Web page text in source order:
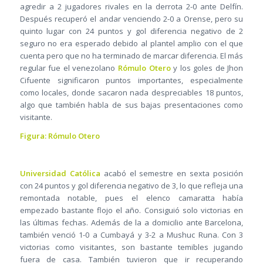
agredir a 2 jugadores rivales en la derrota 2-0 ante Delfín.
Después recuperó el andar venciendo 2-0 a Orense, pero su
quinto lugar con 24 puntos y gol diferencia negativo de 2
seguro no era esperado debido al plantel amplio con el que
cuenta pero que no ha terminado de marcar diferencia. El más
regular fue el venezolano Rómulo Oteroy los goles de Jhon
Cifuente significaron puntos importantes, especialmente
como locales, donde sacaron nada despreciables 18 puntos,
algo que también habla de sus bajas presentaciones como
visitante.
Figura: Rómulo Otero
Universidad Católica acabó el semestre en sexta posición
con 24 puntos y gol diferencia negativo de 3, lo que refleja una
remontada notable, pues el elenco camaratta había
empezado bastante flojo el año. Consiguió solo victorias en
las últimas fechas. Además de la a domicilio ante Barcelona,
también venció 1-0 a Cumbayá y 3-2 a Mushuc Runa. Con 3
victorias como visitantes, son bastante temibles jugando
fuera de casa. También tuvieron que ir recuperando